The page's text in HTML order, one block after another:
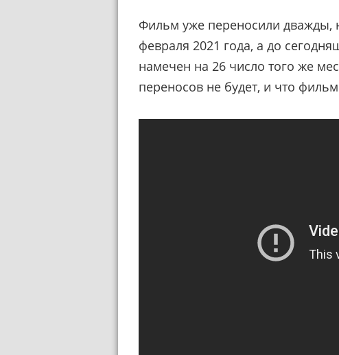
Фильм уже переносили дважды,
февраля 2021 года, а до
намечен на 26 число того же
переносов не будет, и что